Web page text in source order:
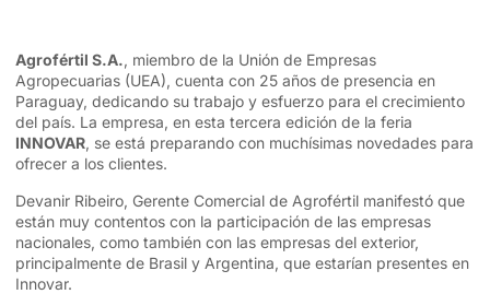
Agrofértil S.A., miembro de la Unión de Empresas
Agropecuarias (UEA), cuenta con 25 años de presencia en
Paraguay, dedicando su trabajo y esfuerzo para el crecimiento
del país. La empresa, en esta tercera edición de la feria
INNOVAR, se está preparando con muchísimas novedades para
ofrecer a los clientes.
Devanir Ribeiro, Gerente Comercial de Agrofértil manifestó que
están muy contentos con la participación de las empresas
nacionales, como también con las empresas del exterior,
principalmente de Brasil y Argentina, que estarían presentes en
Innovar.